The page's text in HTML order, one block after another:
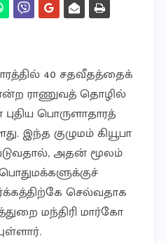
40 சதவீதத்தைக்
என்ற ராணுவத் தொழில்
புதிய பொருளாதாரத்
இந்த குழுமம் கியூபா
அதன் மூலம்
செல்வதாக
மந்திரி மார்கோ